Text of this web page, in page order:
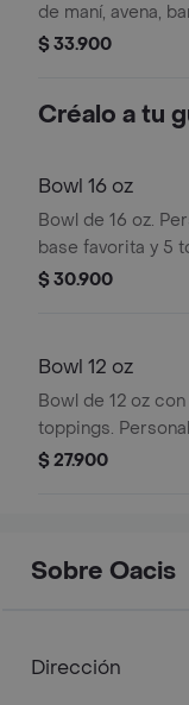
de maní, avena,
bowl nutritivo.
$ 33.900
Créalo a tu
Bowl 16 oz
Bowl de 16 oz.
base favorita y 5
$ 30.900
Bowl 12 oz
Bowl de 12 oz
toppings.
granola y más.
$ 27.900
Sobre Oacis
Dirección